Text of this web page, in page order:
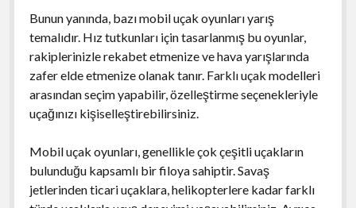
Bunun yanında, bazı mobil uçak oyunları yarış
temalıdır. Hız tutkunları için tasarlanmış bu oyunlar,
rakiplerinizle rekabet etmenize ve hava yarışlarında
zafer elde etmenize olanak tanır. Farklı uçak modelleri
arasından seçim yapabilir, özelleştirme seçenekleriyle
uçağınızı kişiselleştirebilirsiniz.
Mobil uçak oyunları, genellikle çok çeşitli uçakların
bulunduğu kapsamlı bir filoya sahiptir. Savaş
jetlerinden ticari uçaklara, helikopterlere kadar farklı